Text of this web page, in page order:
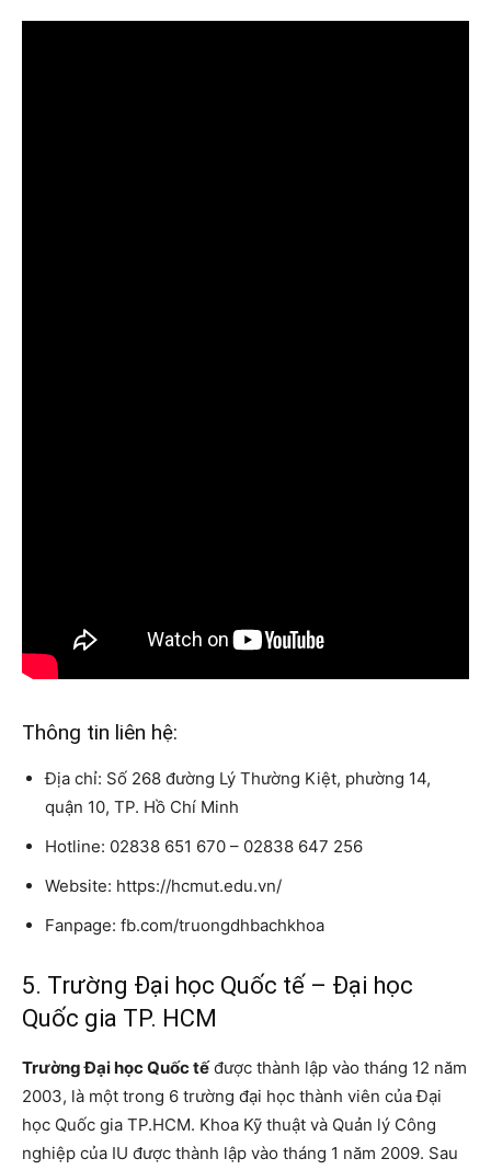
Thông tin liên hệ:
Địa chỉ: Số 268 đường Lý Thường Kiệt, phường 14,
quận 10, TP. Hồ Chí Minh
Hotline: 02838 651 670 – 02838 647 256
Website: https://hcmut.edu.vn/
Fanpage: fb.com/truongdhbachkhoa
5. Trường Đại học Quốc tế – Đại học
Quốc gia TP. HCM
Trường Đại học Quốc tếđược thành lập vào tháng 12 năm
2003, là một trong 6 trường đại học thành viên của Đại
học Quốc gia TP.HCM. Khoa Kỹ thuật và Quản lý Công
nghiệp của IU được thành lập vào tháng 1 năm 2009. Sau